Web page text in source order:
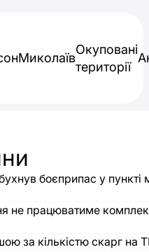
Миколаїв
Окуповані
території
боєприпас у пункті
не працюватиме
за кількістю скарг на